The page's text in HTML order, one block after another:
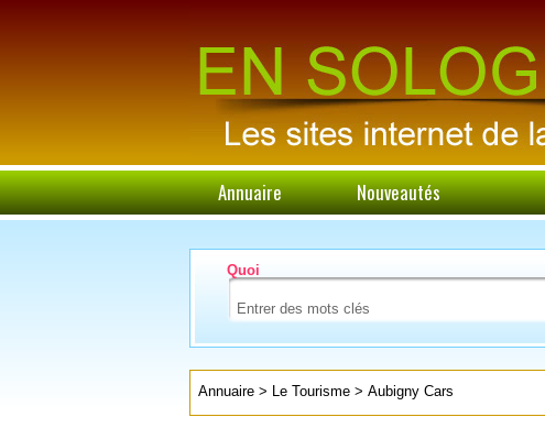
Annuaire Nouveautés
Quoi
Annuaire > Le Tourisme > Aubigny Cars